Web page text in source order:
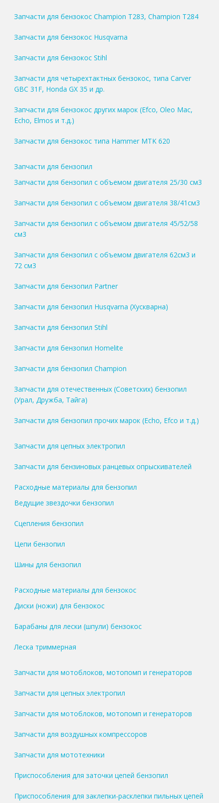
Запчасти для бензокос Champion T283, Champion T284
Запчасти для бензокос Husqvarna
Запчасти для бензокос Stihl
Запчасти для четырехтактных бензокос, типа Carver
GBC 31F, Honda GX 35 и др.
Запчасти для бензокос других марок (Efco, Oleo Mac,
Echo, Elmos и т.д.)
Запчасти для бензокос типа Hammer MTK 620
Запчасти для бензопил
Запчасти для бензопил с объемом двигателя 25/30 см3
Запчасти для бензопил с объемом двигателя 38/41см3
Запчасти для бензопил с объемом двигателя 45/52/58
см3
Запчасти для бензопил с объемом двигателя 62см3 и
72 см3
Запчасти для бензопил Partner
Запчасти для бензопил Husqvarna (Хускварна)
Запчасти для бензопил Stihl
Запчасти для бензопил Homelite
Запчасти для бензопил Champion
Запчасти для отечественных (Советских) бензопил
(Урал, Дружба, Тайга)
Запчасти для бензопил прочих марок (Echo, Efco и т.д.)
Запчасти для цепных электропил
Запчасти для бензиновых ранцевых опрыскивателей
Расходные материалы для бензопил
Ведущие звездочки бензопил
Сцепления бензопил
Цепи бензопил
Шины для бензопил
Расходные материалы для бензокос
Диски (ножи) для бензокос
Барабаны для лески (шпули) бензокос
Леска триммерная
Запчасти для мотоблоков, мотопомп и генераторов
Запчасти для цепных электропил
Запчасти для мотоблоков, мотопомп и генераторов
Запчасти для воздушных компрессоров
Запчасти для мототехники
Приспособления для заточки цепей бензопил
Приспособления для заклепки-расклепки пильных цепей